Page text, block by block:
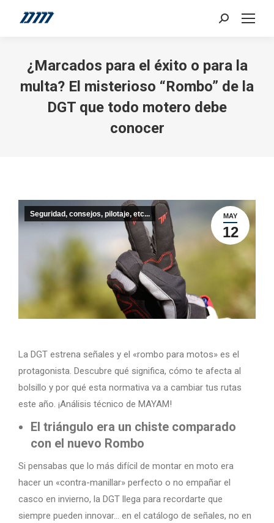
Search:
¿Marcados para el éxito o para la
multa? El misterioso “Rombo” de la
DGT que todo motero debe
conocer
MAY
12
Seguridad, consejos, pilotaje, etc...
La DGT estrena señales y el «rombo para motos» es el
protagonista. Descubre qué significa, cómo te afecta al
bolsillo y por qué esta normativa va a cambiar tus rutas
este año. ¡Análisis técnico de MAYAM!
El triángulo era un chiste comparado
con el nuevo Rombo
Si pensabas que lo más difícil de montar en moto era
hacer un «contra-manillar» perfecto o no empañar el
casco en invierno, la DGT llega para recordarte que
siempre pueden innovar… en el catálogo de señales, no en